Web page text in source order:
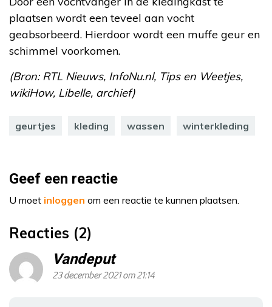
plaatsen wordt een teveel aan vocht
geabsorbeerd. Hierdoor wordt een muffe geur en
schimmel voorkomen.
(Bron: RTL Nieuws, InfoNu.nl, Tips en Weetjes,
wikiHow, Libelle, archief)
geurtjes kleding wassen winterkleding
Geef een reactie
U moet inloggen om een reactie te kunnen plaatsen.
Reacties (2)
Vandeput
23 december 2021 om 21:14